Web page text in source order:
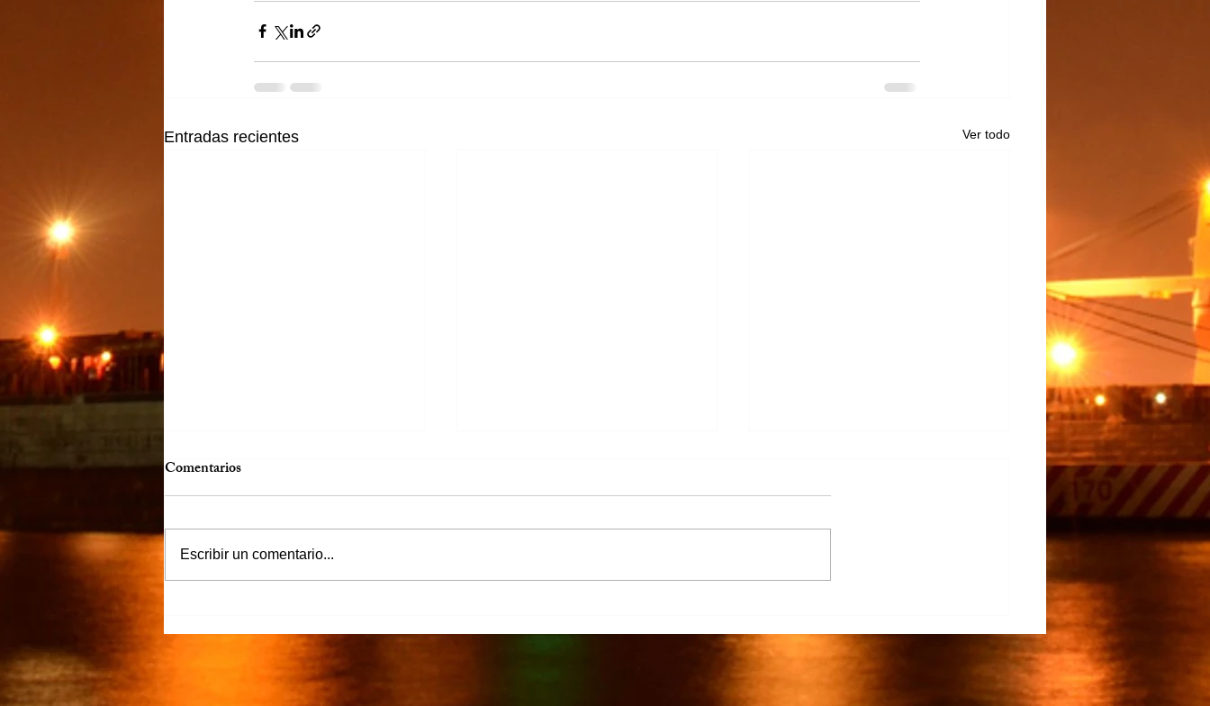
Entradas recientes Ver todo
familiares y amigos
caña afectados por el cierre del
Desarrollo del TECNM Virtual
Comentarios
Escribir un comentario...